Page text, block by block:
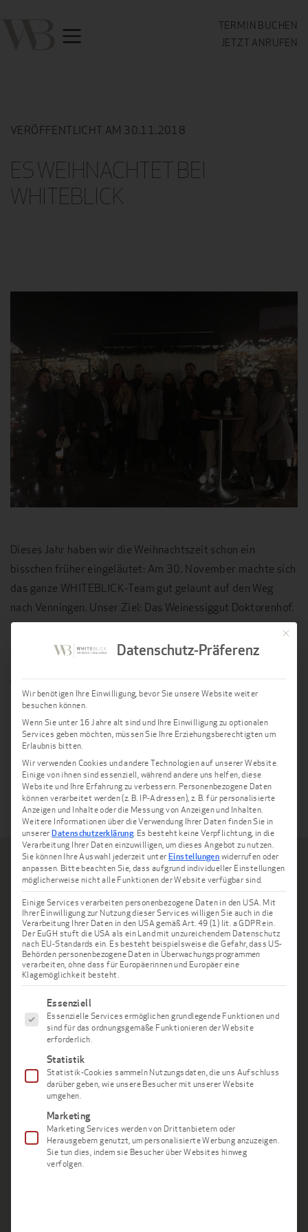
JETZT ANRUFEN
TERMIN BUCHEN
VERÖFFENTLICHT AM 30.11.2018
ES WEIHNACHTET BEI
WHITEBLICK
Dieses Jahr haben wir die Weihnachtszeit schon ein
bisschen früher eingeläutet: Am 30. November machte sich
das ganze WHITEBLICK-Team gut gelaunt auf den Weg
nach Venningen. Unser Ziel: Das Weinessiggut Doktorenhof.
Dort angekommen nahmen wir an einer Essig-Verkostung
teil und entdeckten ganz neue Geschmackserlebnisse. Beim
gemütlichen Abendessen in vorweihnachtlicher Stimmung
ließen wir den Tag im Weingut am Nil ausklingen.
Wir freuen uns darauf, Sie in der Adventszeit bei
WHITEBLICK DR FEISE + KOLLEGEN zu begrüßen und an
unserer Weihnachtsstimmung teilhaben zu lassen.
VORHERIGER BLOGBEITRAG NÄCHSTER BLOGBEITRAG
Suche
Neueste Beiträge
Wundheilung mittels Eigenbluttherapie beim
Zahnarzt
Sedierung, Dämmerschlaf & Co. – Welche
Betäubungs- und Narkosemöglichkeiten gibt es?
Zahntoxine sicher erkennen dank OroTox®
Schneller und sicherer Zahnersatz ohne
Knochenaufbau – Feste Zähne an einem Tag
Mit
Datenschutz-Präferenz
Wir benötigen Ihre Einwilligung, bevor Sie unsere Website weiter
besuchen können.
Wenn Sie unter 16 Jahre alt sind und Ihre Einwilligung zu optionalen
Services geben möchten, müssen Sie Ihre Erziehungsberechtigten um
Erlaubnis bitten.
Wir verwenden Cookies und andere Technologien auf unserer Website.
Einige von ihnen sind essenziell, während andere uns helfen, diese
Website und Ihre Erfahrung zu verbessern. Personenbezogene Daten
können verarbeitet werden (z. B. IP-Adressen), z. B. für personalisierte
Anzeigen und Inhalte oder die Messung von Anzeigen und Inhalten.
Weitere Informationen über die Verwendung Ihrer Daten finden Sie in
unsererDatenschutzerklärung. Es besteht keine Verpflichtung, in die
Verarbeitung Ihrer Daten einzuwilligen, um dieses Angebot zu nutzen.
Sie können Ihre Auswahl jederzeit unterEinstellungenwiderrufen oder
anpassen. Bitte beachten Sie, dass aufgrund individueller Einstellungen
möglicherweise nicht alle Funktionen der Website verfügbar sind.
Einige Services verarbeiten personenbezogene Daten in den USA. Mit
Ihrer Einwilligung zur Nutzung dieser Services willigen Sie auch in die
Verarbeitung Ihrer Daten in den USA gemäß Art. 49 (1) lit. a GDPR ein.
Der EuGH stuft die USA als ein Land mit unzureichendem Datenschutz
nach EU-Standards ein. Es besteht beispielsweise die Gefahr, dass US-
Behörden personenbezogene Daten in Überwachungsprogrammen
verarbeiten, ohne dass für Europäerinnen und Europäer eine
Klagemöglichkeit besteht.
Es folgt eine Liste der Service-Gruppen, für die eine
Essenziell
Essenzielle Services ermöglichen grundlegende Funktionen und
sind für das ordnungsgemäße Funktionieren der Website
erforderlich.
Statistik
Statistik-Cookies sammeln Nutzungsdaten, die uns Aufschluss
darüber geben, wie unsere Besucher mit unserer Website
umgehen.
Marketing
Marketing Services werden von Drittanbietern oder
Herausgebern genutzt, um personalisierte Werbung anzuzeigen.
Sie tun dies, indem sie Besucher über Websites hinweg
verfolgen.